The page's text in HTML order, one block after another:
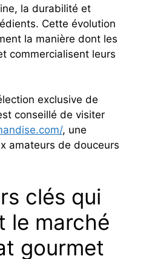
la durabilité et
Cette évolution
la manière dont les
commercialisent leurs
exclusive de
conseillé de visiter
, une
amateurs de douceurs
clés qui
le marché
gourmet